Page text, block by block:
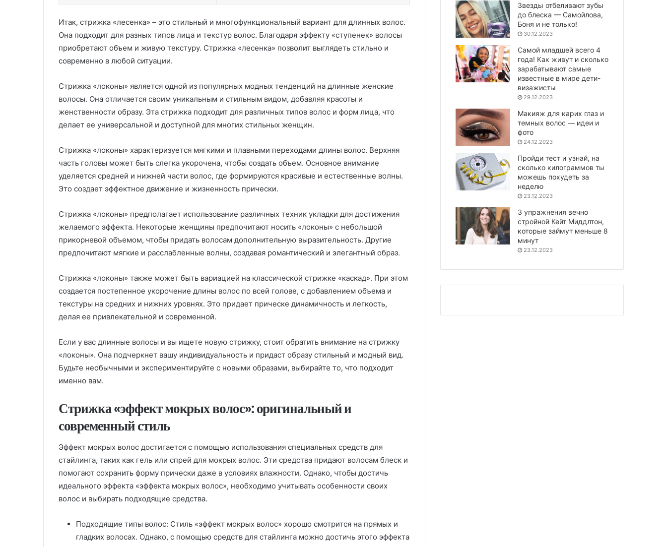
Итак, стрижка «лесенка» – это стильный и многофункциональный вариант для длинных волос.
Она подходит для разных типов лица и текстур волос. Благодаря эффекту «ступенек» волосы
приобретают объем и живую текстуру. Стрижка «лесенка» позволит выглядеть стильно и
современно в любой ситуации.
Стрижка «локоны» является одной из популярных модных тенденций на длинные женские
волосы. Она отличается своим уникальным и стильным видом, добавляя красоты и
женственности образу. Эта стрижка подходит для различных типов волос и форм лица, что
делает ее универсальной и доступной для многих стильных женщин.
Стрижка «локоны» характеризуется мягкими и плавными переходами длины волос. Верхняя
часть головы может быть слегка укорочена, чтобы создать объем. Основное внимание
уделяется средней и нижней части волос, где формируются красивые и естественные волны.
Это создает эффектное движение и жизненность прически.
Стрижка «локоны» предполагает использование различных техник укладки для достижения
желаемого эффекта. Некоторые женщины предпочитают носить «локоны» с небольшой
прикорневой объемом, чтобы придать волосам дополнительную выразительность. Другие
предпочитают мягкие и расслабленные волны, создавая романтический и элегантный образ.
Стрижка «локоны» также может быть вариацией на классической стрижке «каскад». При этом
создается постепенное укорочение длины волос по всей голове, с добавлением объема и
текстуры на средних и нижних уровнях. Это придает прическе динамичность и легкость,
делая ее привлекательной и современной.
Если у вас длинные волосы и вы ищете новую стрижку, стоит обратить внимание на стрижку
«локоны». Она подчеркнет вашу индивидуальность и придаст образу стильный и модный вид.
Будьте необычными и экспериментируйте с новыми образами, выбирайте то, что подходит
именно вам.
Стрижка «эффект мокрых волос»: оригинальный и
современный стиль
Эффект мокрых волос достигается с помощью использования специальных средств для
стайлинга, таких как гель или спрей для мокрых волос. Эти средства придают волосам блеск и
помогают сохранить форму прически даже в условиях влажности. Однако, чтобы достичь
идеального эффекта «эффекта мокрых волос», необходимо учитывать особенности своих
волос и выбирать подходящие средства.
Подходящие типы волос: Стиль «эффект мокрых волос» хорошо смотрится на прямых и
гладких волосах. Однако, с помощью средств для стайлинга можно достичь этого эффекта
Звезды отбеливают зубы
до блеска — Самойлова,
Боня и не только!
30.12.2023
Самой младшей всего 4
года! Как живут и сколько
зарабатывают самые
известные в мире дети-
визажисты
29.12.2023
Макияж для карих глаз и
темных волос — идеи и
фото
24.12.2023
Пройди тест и узнай, на
сколько килограммов ты
можешь похудеть за
неделю
23.12.2023
3 упражнения вечно
стройной Кейт Миддлтон,
которые займут меньше 8
минут
23.12.2023